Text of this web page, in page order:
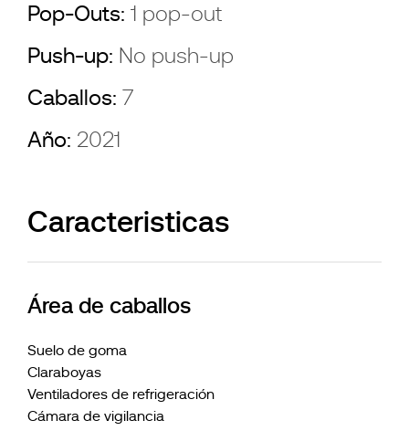
Pop-Outs: 1 pop-out
Push-up: No push-up
Caballos: 7
Año: 2021
Caracteristicas
Área de caballos
Suelo de goma
Claraboyas
Ventiladores de refrigeración
Cámara de vigilancia